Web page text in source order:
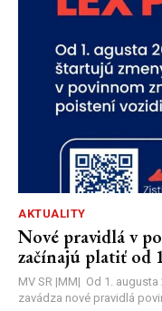
AKTUALITY
Nové pravidlá v
začínajú platiť od
MV SR |MM| Od 1.
zavádza nové pravidlá